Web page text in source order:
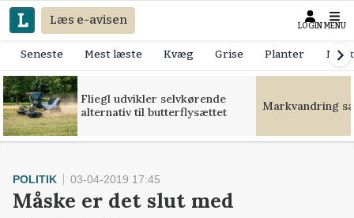
Læs e-avisen LOGIN MENU
Seneste Mest læste Kvæg Grise Planter
Fliegl udvikler selvkørende
alternativ til butterflysættet
Markvandring
POLITIK 03-04-2019 17:45
Måske er det slut med